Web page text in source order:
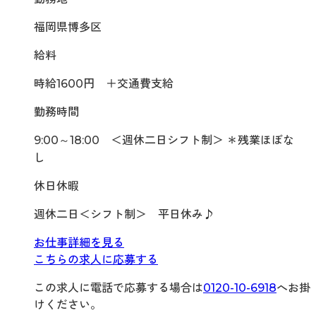
福岡県博多区
給料
時給1600円 ＋交通費支給
勤務時間
9:00～18:00 ＜週休二日シフト制＞ ＊残業ほぼな
し
休日休暇
週休二日＜シフト制＞ 平日休み♪
お仕事詳細を見る
こちらの求人に応募する
この求人に電話で応募する場合は0120-10-6918へお掛
けください。